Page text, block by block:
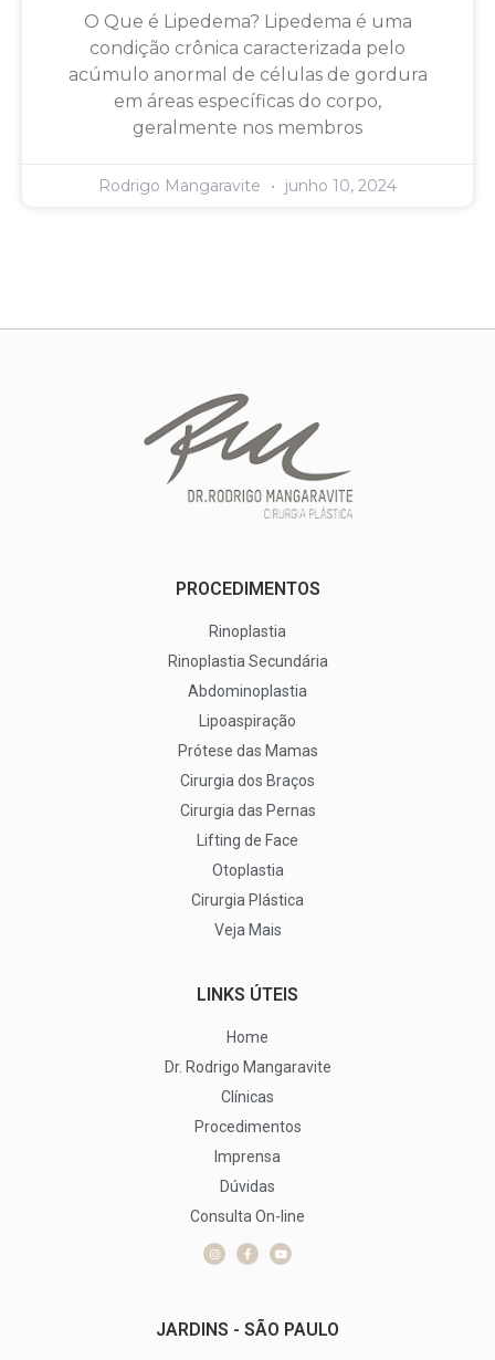
O Que é Lipedema? Lipedema é uma
condição crônica caracterizada pelo
acúmulo anormal de células de gordura
em áreas específicas do corpo,
geralmente nos membros
Rodrigo Mangaravite junho 10, 2024
PROCEDIMENTOS
Rinoplastia
Rinoplastia Secundária
Abdominoplastia
Lipoaspiração
Prótese das Mamas
Cirurgia dos Braços
Cirurgia das Pernas
Lifting de Face
Otoplastia
Cirurgia Plástica
Veja Mais
LINKS ÚTEIS
Home
Dr. Rodrigo Mangaravite
Clínicas
Procedimentos
Imprensa
Dúvidas
Consulta On-line
JARDINS - SÃO PAULO